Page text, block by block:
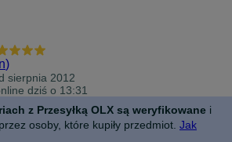
)
sierpnia 2012
dziś o 13:31
z Przesyłką OLX są weryfikowane i
osoby, które kupiły przedmiot. Jak